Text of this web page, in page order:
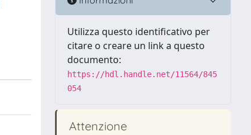
Utilizza questo identificativo per
citare o creare un link a questo
documento:
https://hdl.handle.net/11564/845
054
Attenzione